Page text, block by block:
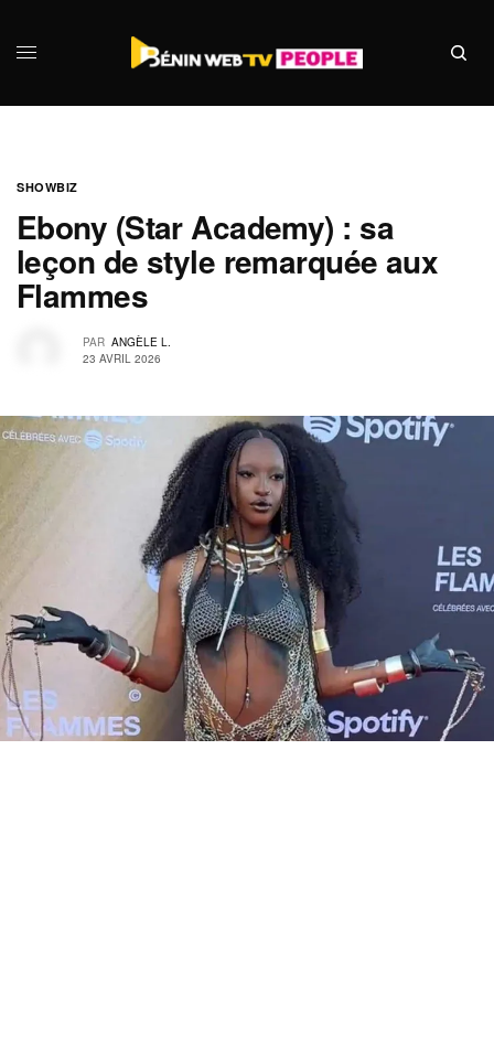
SHOWBIZ
Ebony (Star Academy) : sa
leçon de style remarquée aux
Flammes
PAR ANGÈLE L.
23 AVRIL 2026